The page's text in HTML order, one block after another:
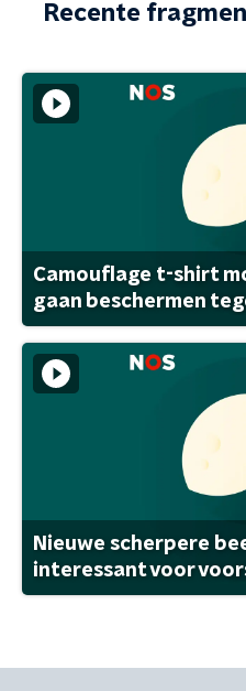
Recente
Camouflage t-shirt
gaan beschermen
Nieuwe scherpere
interessant voor